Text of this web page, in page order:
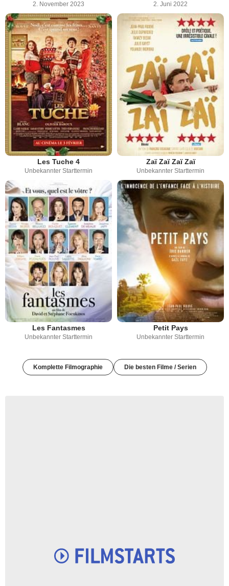
2. November 2023 2. Juni 2022
Les Tuche 4
Unbekannter Starttermin
Zaï Zaï Zaï Zaï
Unbekannter Starttermin
Les Fantasmes
Unbekannter Starttermin
Petit Pays
Unbekannter Starttermin
Komplette Filmographie Die besten Filme / Serien